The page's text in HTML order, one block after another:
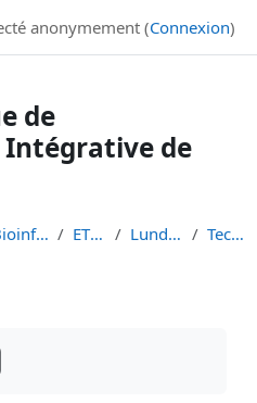
- Les formations
anonymement (Connexion)
de
de
Biologie et Bioinformatique Intégratives ETBII 2023 Lundi 16 Janvier Tech & tests